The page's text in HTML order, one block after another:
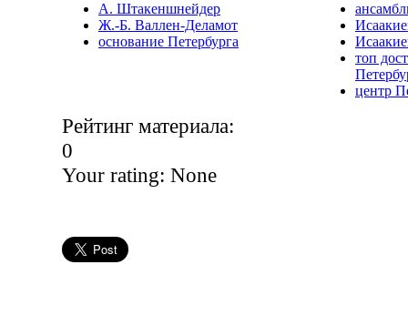
А. Штакеншнейдер
Ж.-Б. Валлен-Деламот
основание Петербурга
топ
центр
Рейтинг материала:
0
Your rating: None